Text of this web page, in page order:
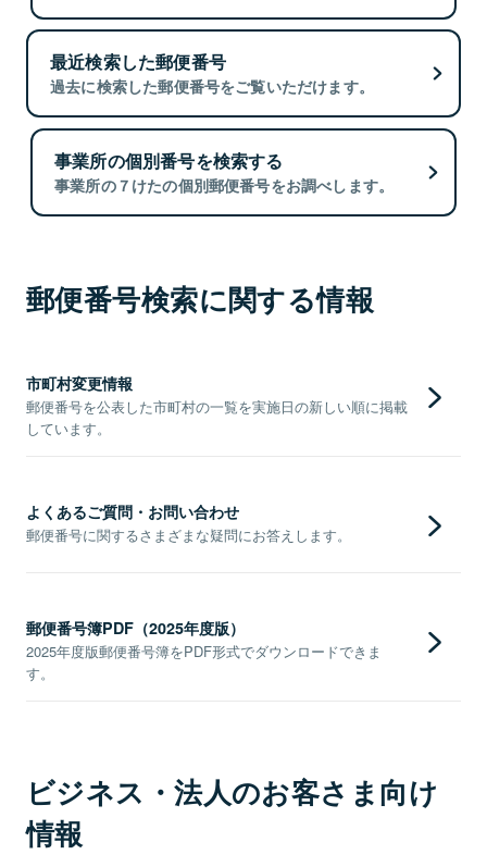
最近検索した郵便番号
過去に検索した郵便番号をご覧いただけます。
事業所の個別番号を検索する
事業所の７けたの個別郵便番号をお調べします。
郵便番号検索に関する情報
市町村変更情報
郵便番号を公表した市町村の一覧を実施日の新しい順に掲載
しています。
よくあるご質問・お問い合わせ
郵便番号に関するさまざまな疑問にお答えします。
郵便番号簿PDF（2025年度版）
2025年度版郵便番号簿をPDF形式でダウンロードできま
す。
ビジネス・法人のお客さま向け
情報